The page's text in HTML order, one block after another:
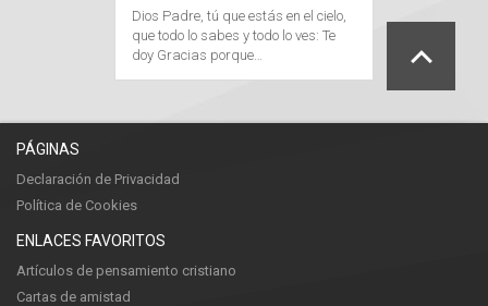
Dios Padre, tú que estás en el cielo,
que todo lo sabes y todo lo ves: Te
doy Gracias porque…
PÁGINAS
Declaración de Privacidad
Política de Cookies
ENLACES FAVORITOS
Artículos de pensamiento cristiano
Cartas de amistad